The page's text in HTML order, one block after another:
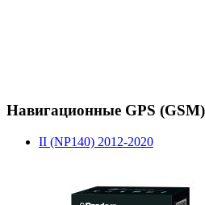
Навигационные GPS
II (NP140) 2012-2020